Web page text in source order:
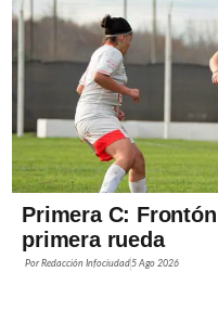
Primera C:
primera rueda
PorRedacción Infociudad5 Ago 2026